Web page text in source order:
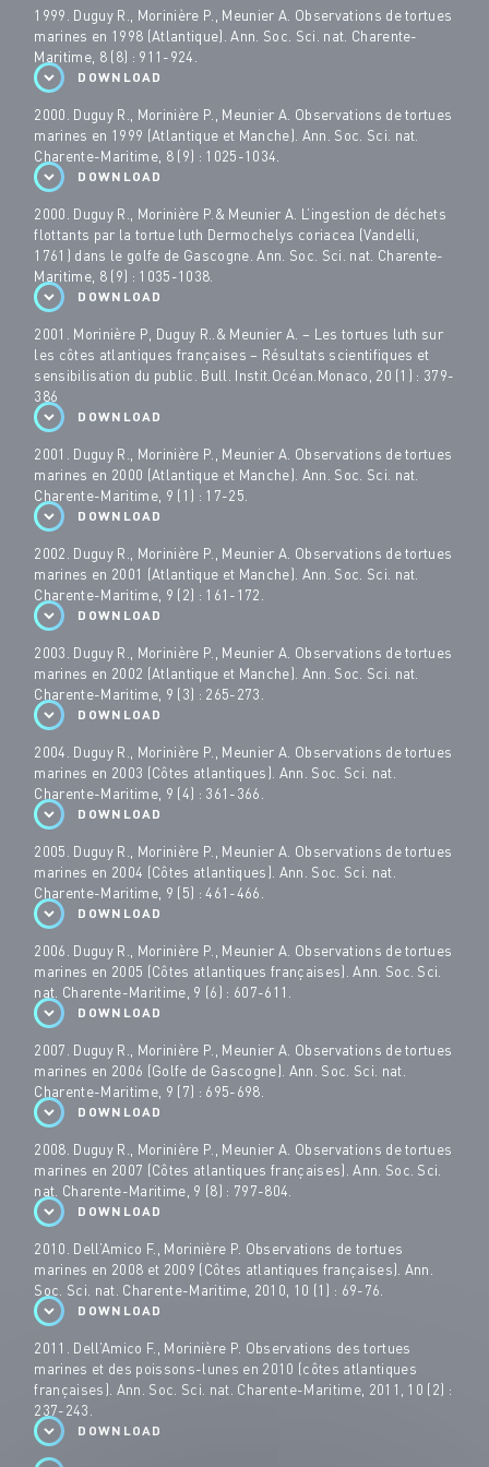
1999. Duguy R., Morinière P., Meunier A. Observations de tortues
marines en 1998 (Atlantique). Ann. Soc. Sci. nat. Charente-
Maritime, 8 (8) : 911-924.
DOWNLOAD
2000. Duguy R., Morinière P., Meunier A. Observations de tortues
marines en 1999 (Atlantique et Manche). Ann. Soc. Sci. nat.
Charente-Maritime, 8 (9) : 1025-1034.
DOWNLOAD
2000. Duguy R., Morinière P.& Meunier A. L’ingestion de déchets
flottants par la tortue luth Dermochelys coriacea (Vandelli,
1761) dans le golfe de Gascogne. Ann. Soc. Sci. nat. Charente-
Maritime, 8 (9) : 1035-1038.
DOWNLOAD
2001. Morinière P, Duguy R..& Meunier A. – Les tortues luth sur
les côtes atlantiques françaises – Résultats scientifiques et
sensibilisation du public. Bull. Instit.Océan.Monaco, 20 (1) : 379-
386
DOWNLOAD
2001. Duguy R., Morinière P., Meunier A. Observations de tortues
marines en 2000 (Atlantique et Manche). Ann. Soc. Sci. nat.
Charente-Maritime, 9 (1) : 17-25.
DOWNLOAD
2002. Duguy R., Morinière P., Meunier A. Observations de tortues
marines en 2001 (Atlantique et Manche). Ann. Soc. Sci. nat.
Charente-Maritime, 9 (2) : 161-172.
DOWNLOAD
2003. Duguy R., Morinière P., Meunier A. Observations de tortues
marines en 2002 (Atlantique et Manche). Ann. Soc. Sci. nat.
Charente-Maritime, 9 (3) : 265-273.
DOWNLOAD
2004. Duguy R., Morinière P., Meunier A. Observations de tortues
marines en 2003 (Côtes atlantiques). Ann. Soc. Sci. nat.
Charente-Maritime, 9 (4) : 361-366.
DOWNLOAD
2005. Duguy R., Morinière P., Meunier A. Observations de tortues
marines en 2004 (Côtes atlantiques). Ann. Soc. Sci. nat.
Charente-Maritime, 9 (5) : 461-466.
DOWNLOAD
2006. Duguy R., Morinière P., Meunier A. Observations de tortues
marines en 2005 (Côtes atlantiques françaises). Ann. Soc. Sci.
nat. Charente-Maritime, 9 (6) : 607-611.
DOWNLOAD
2007. Duguy R., Morinière P., Meunier A. Observations de tortues
marines en 2006 (Golfe de Gascogne). Ann. Soc. Sci. nat.
Charente-Maritime, 9 (7) : 695-698.
DOWNLOAD
2008. Duguy R., Morinière P., Meunier A. Observations de tortues
marines en 2007 (Côtes atlantiques françaises). Ann. Soc. Sci.
nat. Charente-Maritime, 9 (8) : 797-804.
DOWNLOAD
2010. Dell’Amico F., Morinière P. Observations de tortues
marines en 2008 et 2009 (Côtes atlantiques françaises). Ann.
Soc. Sci. nat. Charente-Maritime, 2010, 10 (1) : 69-76.
DOWNLOAD
2011. Dell’Amico F., Morinière P. Observations des tortues
marines et des poissons-lunes en 2010 (côtes atlantiques
françaises). Ann. Soc. Sci. nat. Charente-Maritime, 2011, 10 (2) :
237-243.
DOWNLOAD